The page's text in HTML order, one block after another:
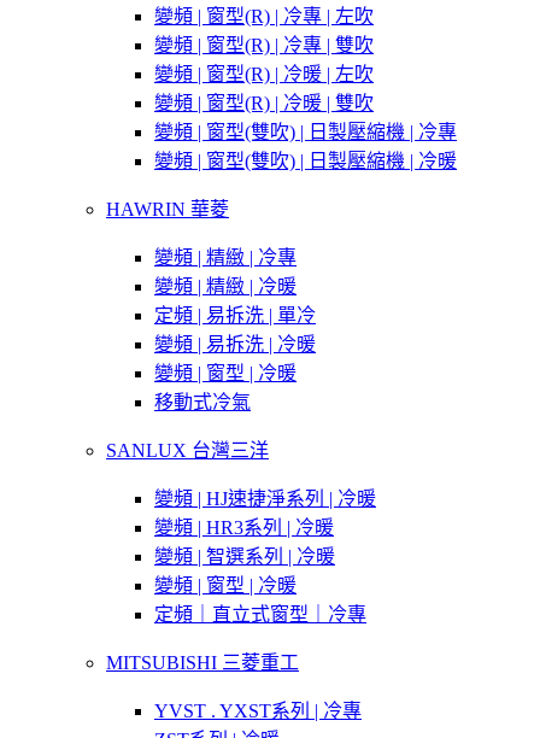
變頻 | 窗型(R) | 冷專 | 左吹
變頻 | 窗型(R) | 冷專 | 雙吹
變頻 | 窗型(R) | 冷暖 | 左吹
變頻 | 窗型(R) | 冷暖 | 雙吹
變頻 | 窗型(雙吹) | 日製壓縮機 | 冷專
變頻 | 窗型(雙吹) | 日製壓縮機 | 冷暖
HAWRIN 華菱
變頻 | 精緻 | 冷專
變頻 | 精緻 | 冷暖
定頻 | 易拆洗 | 單冷
變頻 | 易拆洗 | 冷暖
變頻 | 窗型 | 冷暖
移動式冷氣
SANLUX 台灣三洋
變頻 | HJ速捷淨系列 | 冷暖
變頻 | HR3系列 | 冷暖
變頻 | 智選系列 | 冷暖
變頻 | 窗型 | 冷暖
定頻｜直立式窗型｜冷專
MITSUBISHI 三菱重工
YVST . YXST系列 | 冷專